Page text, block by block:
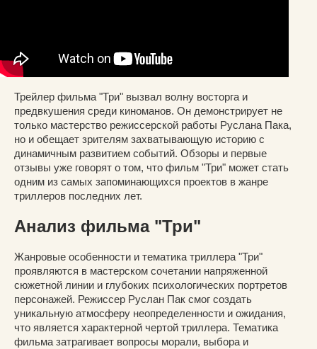
Трейлер фильма "Три" вызвал волну восторга и
предвкушения среди киноманов. Он демонстрирует не
только мастерство режиссерской работы Руслана Пака,
но и обещает зрителям захватывающую историю с
динамичным развитием событий. Обзоры и первые
отзывы уже говорят о том, что фильм "Три" может стать
одним из самых запоминающихся проектов в жанре
триллеров последних лет.
Анализ фильма "Три"
Жанровые особенности и тематика триллера "Три"
проявляются в мастерском сочетании напряженной
сюжетной линии и глубоких психологических портретов
персонажей. Режиссер Руслан Пак смог создать
уникальную атмосферу неопределенности и ожидания,
что является характерной чертой триллера. Тематика
фильма затрагивает вопросы морали, выбора и